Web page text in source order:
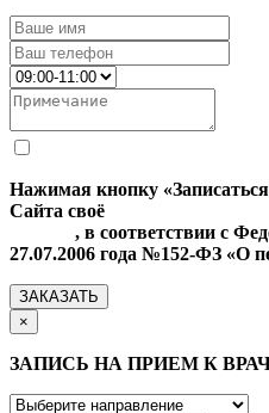
Нажимая кнопку
Сайта своё
, в соответствии с
27.07.2006 года №152-ФЗ «О
ЗАКАЗАТЬ
×
ЗАПИСЬ НА ПРИЕМ К